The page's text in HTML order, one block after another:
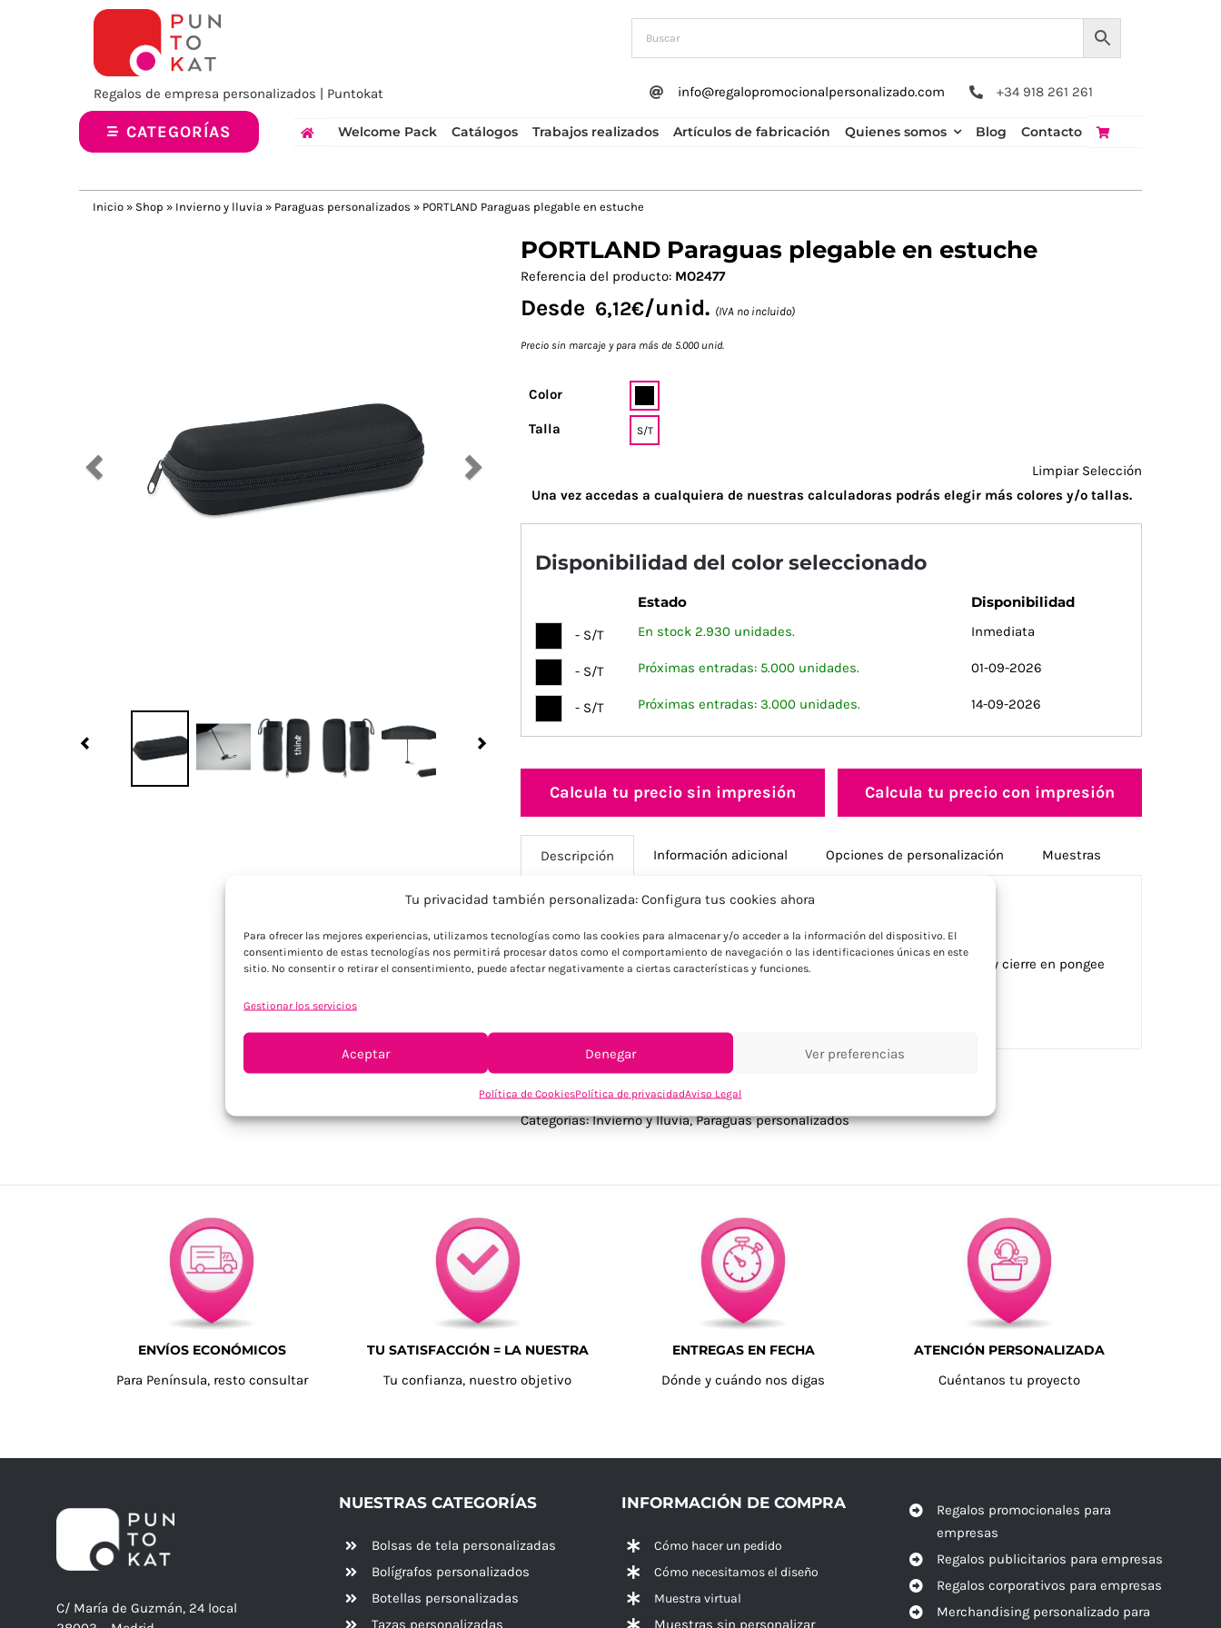
Tu privacidad también personalizada: Configura tus cookies ahora
Para ofrecer las mejores experiencias, utilizamos tecnologías como las cookies para almacenar y/o acceder a la información del dispositivo. El
consentimiento de estas tecnologías nos permitirá procesar datos como el comportamiento de navegación o las identificaciones únicas en este
sitio. No consentir o retirar el consentimiento, puede afectar negativamente a ciertas características y funciones.
Gestionar los servicios
Aceptar Denegar Ver preferencias
Política de CookiesPolítica de privacidadAviso Legal
Regalos de empresa personalizados | Puntokat info@regalopromocionalpersonalizado.com +34 918 261 261
CATEGORÍAS Welcome Pack Catálogos Trabajos realizados Artículos de fabricación Quienes somos Blog Contacto
Inicio » Shop » Invierno y lluvia » Paraguas personalizados » PORTLAND Paraguas plegable en estuche
Previous
PORTLAND Paraguas plegable en estuche
Referencia del producto: MO2477
Desde 6,12€/unid. (IVA no incluido)
Precio sin marcaje y para más de 5.000 unid.
Color
Talla S/T
Limpiar Selección
Una vez accedas a cualquiera de nuestras calculadoras podrás elegir más colores y/o tallas.
Disponibilidad del color seleccionado
Estado Disponibilidad
- S/T En stock 2.930 unidades. Inmediata
- S/T Próximas entradas: 5.000 unidades. 01-09-2026
- S/T Próximas entradas: 3.000 unidades. 14-09-2026
Calcula tu precio sin impresión Calcula tu precio con impresión
Descripción Información adicional Opciones de personalización Muestras
Descripción
Paraguas antiviento de 19 pulgadas con 5 pliegues y apertura manual y cierre en pongee
SKU:MO2477-03
Categorías:Invierno y lluvia,Paraguas personalizados
ENVÍOS ECONÓMICOS
Para Península, resto consultar
TU SATISFACCIÓN = LA NUESTRA
Tu confianza, nuestro objetivo
ENTREGAS EN FECHA
Dónde y cuándo nos digas
ATENCIÓN PERSONALIZADA
Cuéntanos tu proyecto
C/ María de Guzmán, 24 local
NUESTRAS CATEGORÍAS
Bolsas de tela personalizadas
Bolígrafos personalizados
Botellas personalizadas
Tazas personalizadas
INFORMACIÓN DE COMPRA
Cómo hacer un pedido
Cómo necesitamos el diseño
Muestra virtual
Muestras sin personalizar
Regalos promocionales para
empresas
Regalos publicitarios para empresas
Regalos corporativos para empresas
Merchandising personalizado para